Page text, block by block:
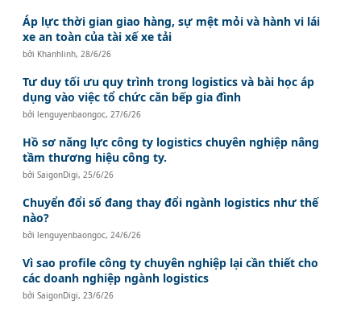
Áp lực thời gian giao hàng, sự mệt mỏi và hành vi lái
xe an toàn của tài xế xe tải
bởi Khanhlinh, 28/6/26
Tư duy tối ưu quy trình trong logistics và bài học áp
dụng vào việc tổ chức căn bếp gia đình
bởilenguyenbaongoc, 27/6/26
Hồ sơ năng lực công ty logistics chuyên nghiệp nâng
tầm thương hiệu công ty.
bởiSaigonDigi, 25/6/26
Chuyển đổi số đang thay đổi ngành logistics như thế
nào?
bởilenguyenbaongoc, 24/6/26
Vì sao profile công ty chuyên nghiệp lại cần thiết cho
các doanh nghiệp ngành logistics
bởiSaigonDigi, 23/6/26